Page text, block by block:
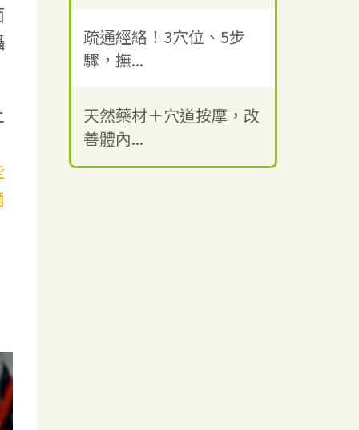
疏通經絡！3穴位、5步
驟，撫...
天然藥材＋穴道按摩，改
善體內...